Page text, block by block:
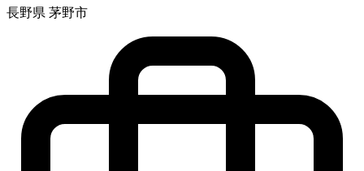
長野県 茅野市